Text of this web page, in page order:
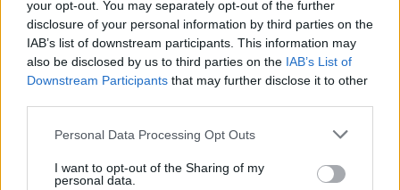
your opt-out. You may separately opt-out of the further
disclosure of your personal information by third parties on the
IAB’s list of downstream participants. This information may
also be disclosed by us to third parties on the IAB’s List of
Downstream Participants that may further disclose it to other
Personal Data Processing Opt Outs
I want to opt-out of the Sharing of my
personal data.
Pour prolonger le plaisir musical :
Vous aimez chanter, apprenez la guitare chez
Télécharger légalement les MP3 sur
Télécharger légalement les MP3 ou trouver le CD sur
Trouver un instrument de musique ou une partition au